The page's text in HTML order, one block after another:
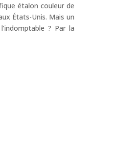
étalon couleur de
États-Unis. Mais un
? Par la